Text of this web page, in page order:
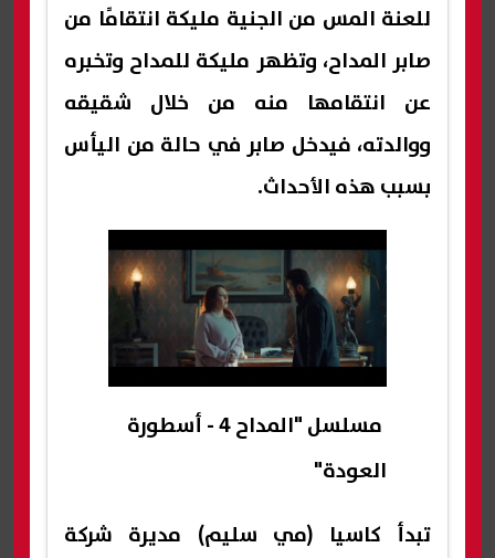
للعنة المس من الجنية مليكة انتقامًا من
صابر المداح، وتظهر مليكة للمداح وتخبره
عن انتقامها منه من خلال شقيقه
ووالدته، فيدخل صابر في حالة من اليأس
بسبب هذه الأحداث.
مسلسل "المداح 4 - أسطورة
العودة"
تبدأ كاسيا (مي سليم) مديرة شركة